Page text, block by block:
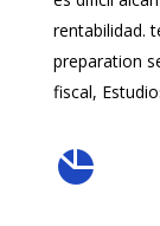
rentabilidad.
preparation
fiscal,